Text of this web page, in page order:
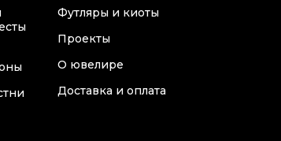
Футляры и киоты
Проекты
О ювелире
Доставка и оплата